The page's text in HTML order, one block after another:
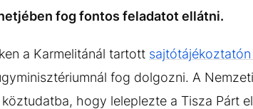
fog fontos feladatot ellátni.
a Karmelitánál tartott sajtótájékoztatón
fog dolgozni. A
hogy leleplezte a Tisza Párt